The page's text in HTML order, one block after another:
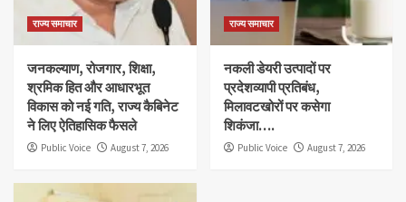
राज्य समाचार
जनकल्याण, रोजगार, शिक्षा,
श्रमिक हित और आधारभूत
विकास को नई गति, राज्य कैबिनेट
ने लिए ऐतिहासिक फैसले
Public Voice August 7, 2026
राज्य समाचार
नकली डेयरी उत्पादों पर
प्रदेशव्यापी प्रतिबंध,
मिलावटखोरों पर कसेगा
शिकंजा….
Public Voice August 7, 2026